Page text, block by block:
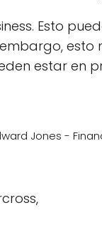
Esto
estar en
Jones -